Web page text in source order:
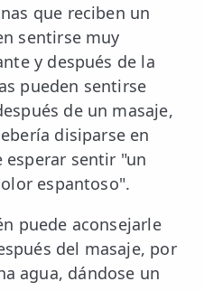
que reciben un
sentirse muy
y después de la
pueden sentirse
de un masaje,
disiparse en
esperar sentir "un
espantoso".
puede aconsejarle
del masaje, por
agua, dándose un